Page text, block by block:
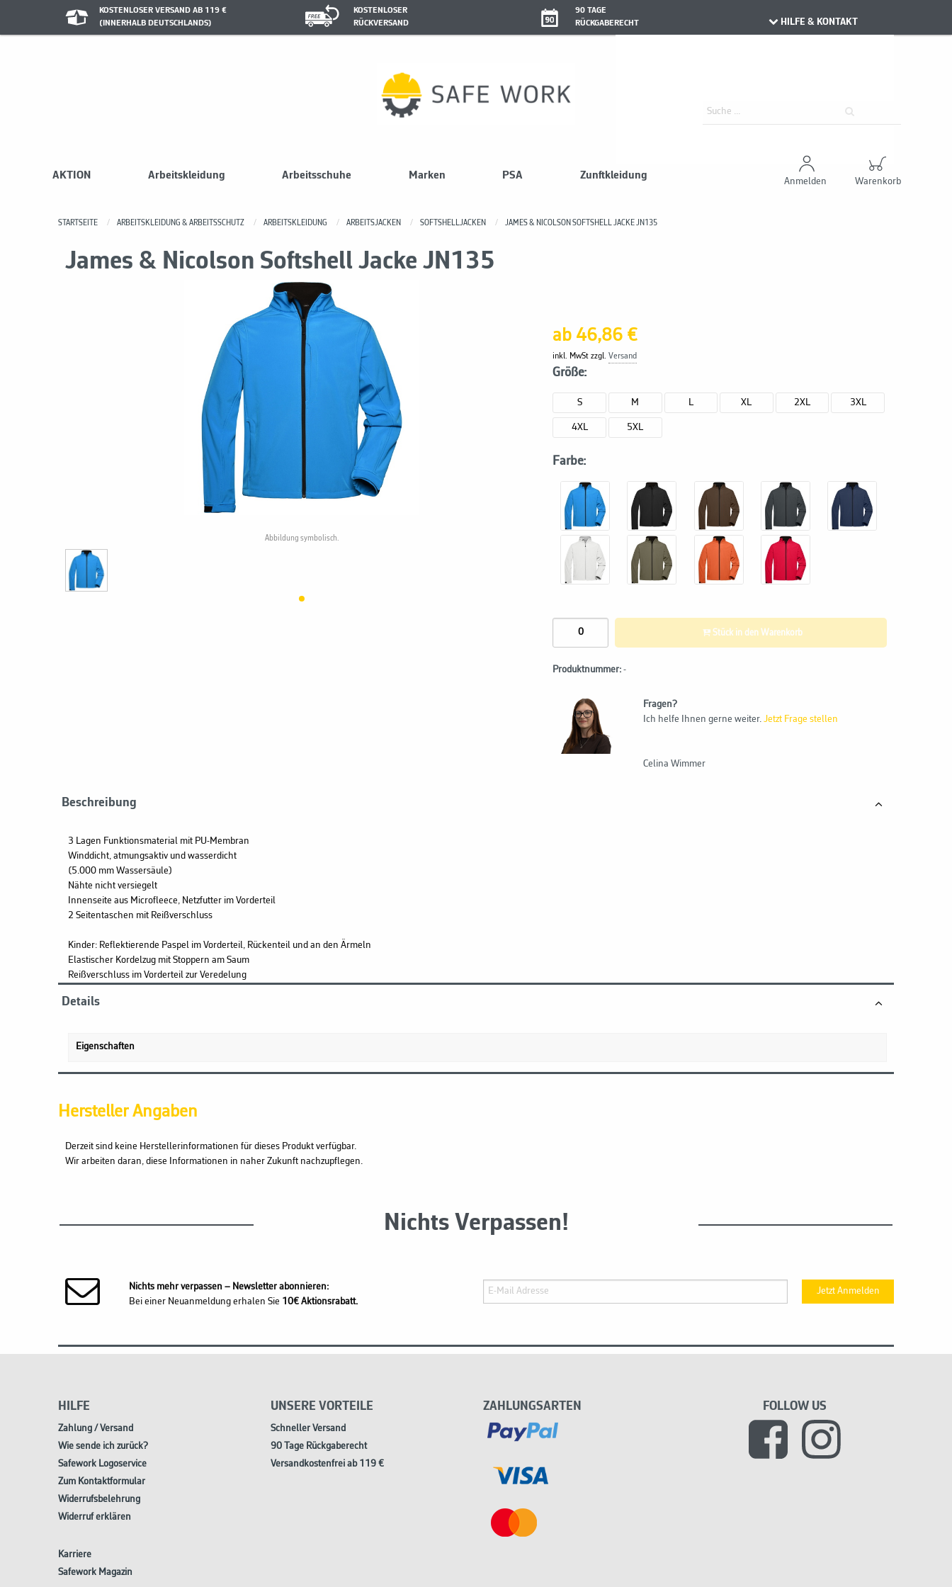
KOSTENLOSER VERSAND AB 119 €
(INNERHALB DEUTSCHLANDS)
KOSTENLOSER
RÜCKVERSAND
90 TAGE
RÜCKGABERECHT
HILFE & KONTAKT
AKTION Arbeitskleidung Arbeitsschuhe Marken PSA Zunftkleidung
Anmelden Warenkorb
STARTSEITE ARBEITSKLEIDUNG & ARBEITSSCHUTZ ARBEITSKLEIDUNG ARBEITSJACKEN SOFTSHELLJACKEN JAMES & NICOLSON SOFTSHELL JACKE JN135
James & Nicolson Softshell Jacke JN135
Abbildung symbolisch.
ab 46,86 €
inkl. MwSt zzgl.Versand
Größe:
S M L XL 2XL 3XL
4XL 5XL
Farbe:
Stück in den Warenkorb
Produktnummer: -
Fragen?
Ich helfe Ihnen gerne weiter.Jetzt Frage stellen
Celina Wimmer
Beschreibung
3 Lagen Funktionsmaterial mit PU-Membran
Winddicht, atmungsaktiv und wasserdicht
(5.000 mm Wassersäule)
Nähte nicht versiegelt
Innenseite aus Microfleece, Netzfutter im Vorderteil
2 Seitentaschen mit Reißverschluss
Kinder: Reflektierende Paspel im Vorderteil, Rückenteil und an den Ärmeln
Elastischer Kordelzug mit Stoppern am Saum
Reißverschluss im Vorderteil zur Veredelung
Details
Eigenschaften
Hersteller Angaben
Derzeit sind keine Herstellerinformationen für dieses Produkt verfügbar.
Wir arbeiten daran, diese Informationen in naher Zukunft nachzupflegen.
Nichts Verpassen!
Nichts mehr verpassen – Newsletter abonnieren:
Bei einer Neuanmeldung erhalen Sie 10€ Aktionsrabatt.
Jetzt Anmelden
HILFE
Zahlung / Versand
Wie sende ich zurück?
Safework Logoservice
Zum Kontaktformular
Widerrufsbelehrung
Widerruf erklären
Karriere
Safework Magazin
UNSERE VORTEILE
Schneller Versand
90 Tage Rückgaberecht
Versandkostenfrei ab 119 €
FOLLOW US
ZAHLUNGSARTEN